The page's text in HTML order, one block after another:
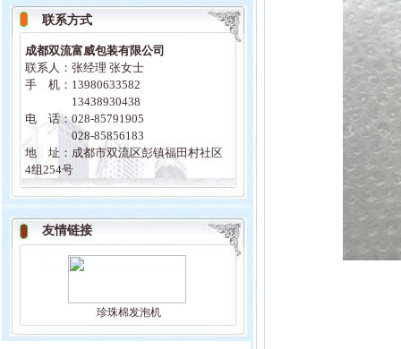
联系方式
成都双流富威包装有限公司
联系人：张经理 张女士
手 机：13980633582
13438930438
电 话：028-85791905
028-85856183
地 址：成都市双流区彭镇福田村社区
4组254号
友情链接
珍珠棉发泡机